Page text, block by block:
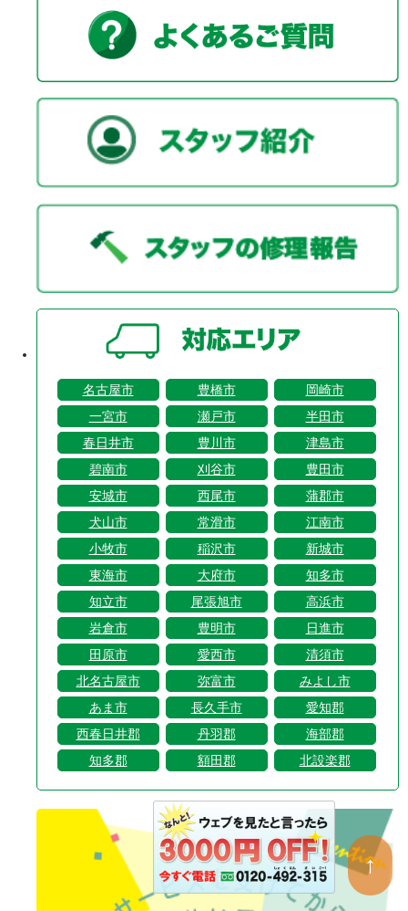
名古屋市 豊橋市
岡崎市
一宮市
瀬戸市
半田市
春日井市
豊川市
津島市
碧南市
刈谷市
豊田市
安城市
西尾市
蒲郡市
犬山市
常滑市
江南市
小牧市
稲沢市
新城市
東海市
大府市
知多市
知立市
尾張旭市
高浜市
岩倉市
豊明市
日進市
田原市
愛西市
清須市
北名古屋市
弥富市
みよし市
あま市
長久手市
愛知郡
西春日井郡
丹羽郡
海部郡
知多郡
額田郡 北設楽郡
↑